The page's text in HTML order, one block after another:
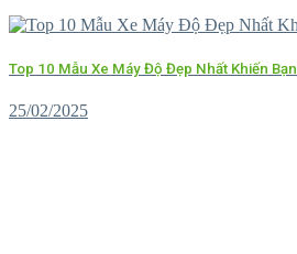
Top 10 Mẫu Xe Máy Độ Đẹp Nhất Khiến
25/02/2025